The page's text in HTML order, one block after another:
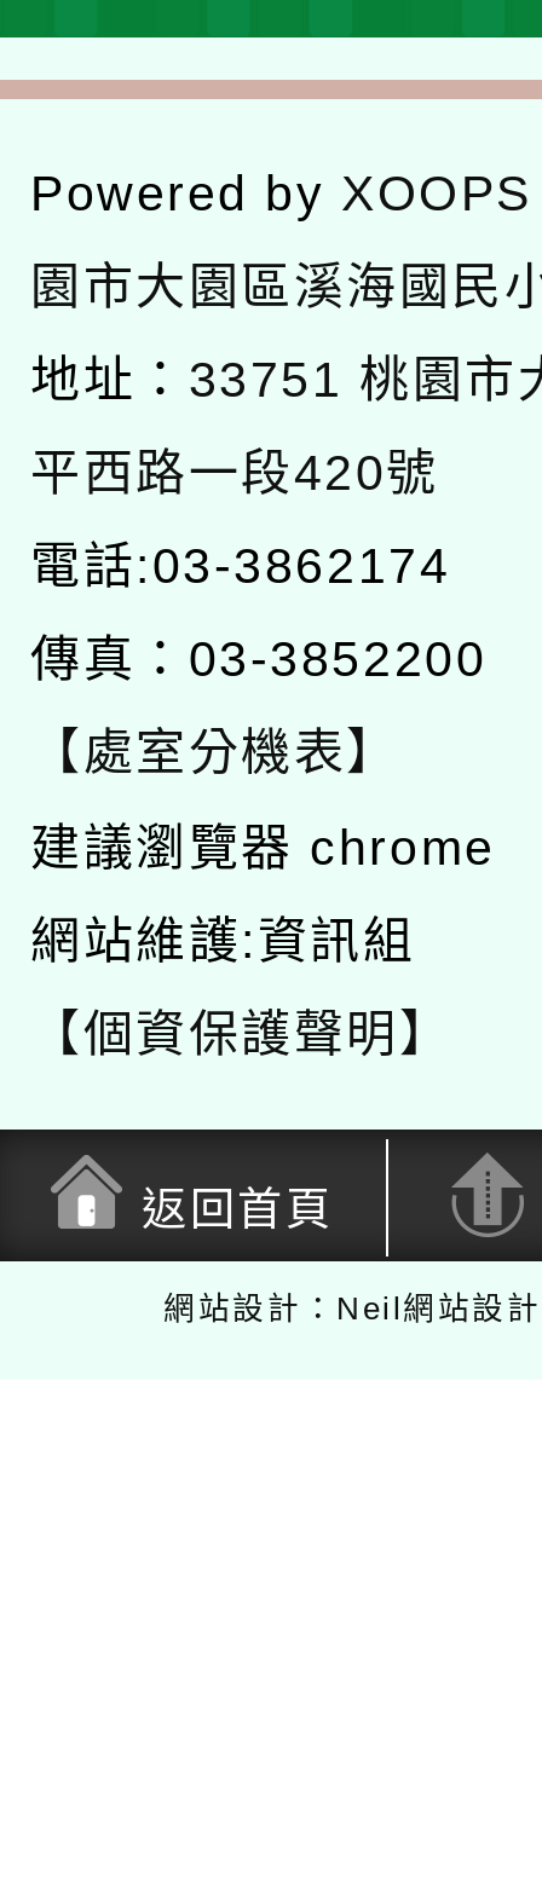
Powered by XOOPS
園市大園區溪海國民
地址： 33751 桃園市
平西路一段420號
電話:03-3862174
傳真：03-3852200
【處室分機表】
建議瀏覽器 chrome
網站維護:資訊組
【個資保護聲明】
返回首頁
網站設計：Neil網站設